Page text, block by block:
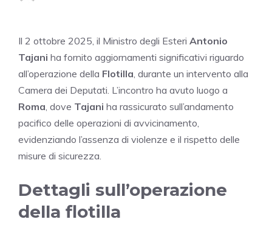
Il 2 ottobre 2025, il Ministro degli Esteri Antonio
Tajani ha fornito aggiornamenti significativi riguardo
all’operazione della Flotilla, durante un intervento alla
Camera dei Deputati. L’incontro ha avuto luogo a
Roma, dove Tajani ha rassicurato sull’andamento
pacifico delle operazioni di avvicinamento,
evidenziando l’assenza di violenze e il rispetto delle
misure di sicurezza.
Dettagli sull’operazione
della flotilla